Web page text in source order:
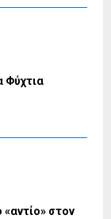
Φύχτια
στον